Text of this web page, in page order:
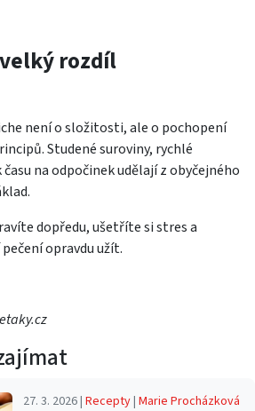
rozdíl
není o složitosti, ale o pochopení
Studené suroviny, rychlé
na odpočinek udělají z obyčejného
dopředu, ušetříte si stres a
opravdu užít.
27. 3. 2026 |Recepty|Marie Procházková